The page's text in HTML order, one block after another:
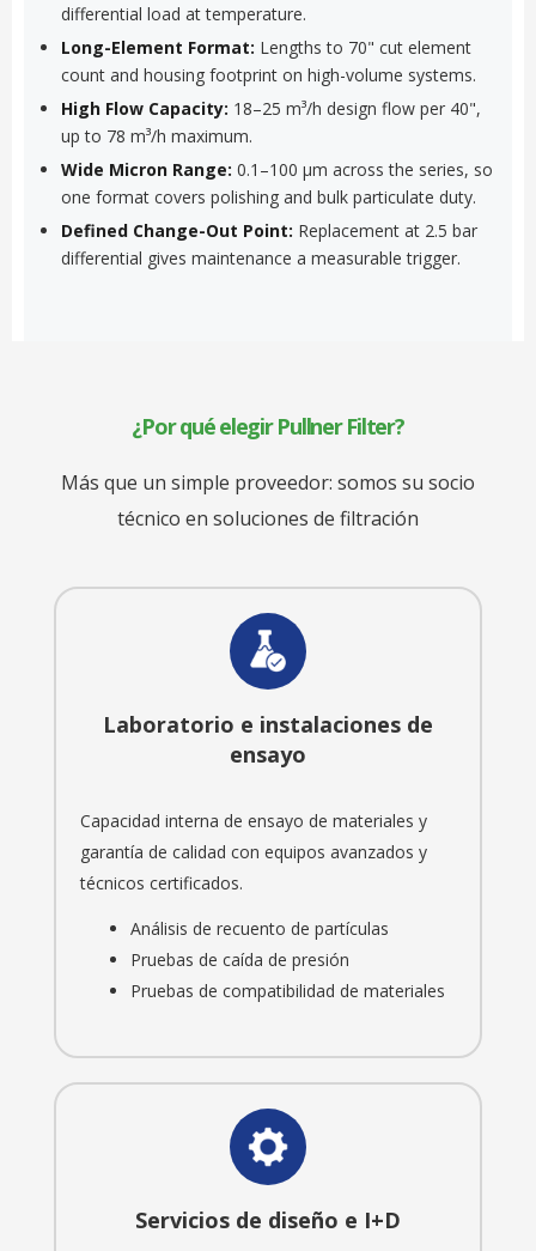
differential load at temperature.
Long-Element Format: Lengths to 70" cut element
count and housing footprint on high-volume systems.
High Flow Capacity: 18–25 m³/h design flow per 40",
up to 78 m³/h maximum.
Wide Micron Range: 0.1–100 µm across the series, so
one format covers polishing and bulk particulate duty.
Defined Change-Out Point: Replacement at 2.5 bar
differential gives maintenance a measurable trigger.
¿Por qué elegir Pullner Filter?
Más que un simple proveedor: somos su socio
técnico en soluciones de filtración
Laboratorio e instalaciones de
ensayo
Capacidad interna de ensayo de materiales y
garantía de calidad con equipos avanzados y
técnicos certificados.
Análisis de recuento de partículas
Pruebas de caída de presión
Pruebas de compatibilidad de materiales
Servicios de diseño e I+D